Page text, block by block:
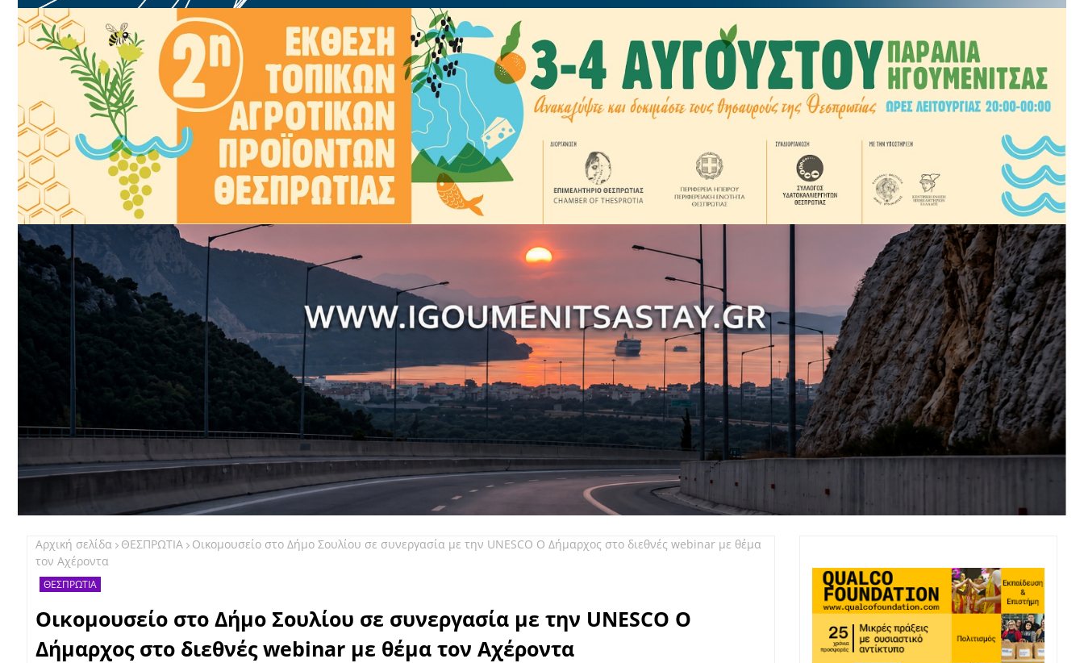
Αρχική σελίδα ΘΕΣΠΡΩΤΙΑ
Οικομουσείο στο Δήμο Σουλίου σε συνεργασία με την UNESCO Ο Δήμαρχος στο διεθνές webinar με θέμα
τον Αχέροντα
ΘΕΣΠΡΩΤΙΑ
Οικομουσείο στο Δήμο Σουλίου σε συνεργασία με την UNESCO Ο
Δήμαρχος στο διεθνές webinar με θέμα τον Αχέροντα